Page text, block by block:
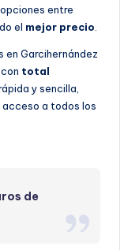
entre
el mejor precio.
en Garcihernández
total
y sencilla,
acceso a todos los
de